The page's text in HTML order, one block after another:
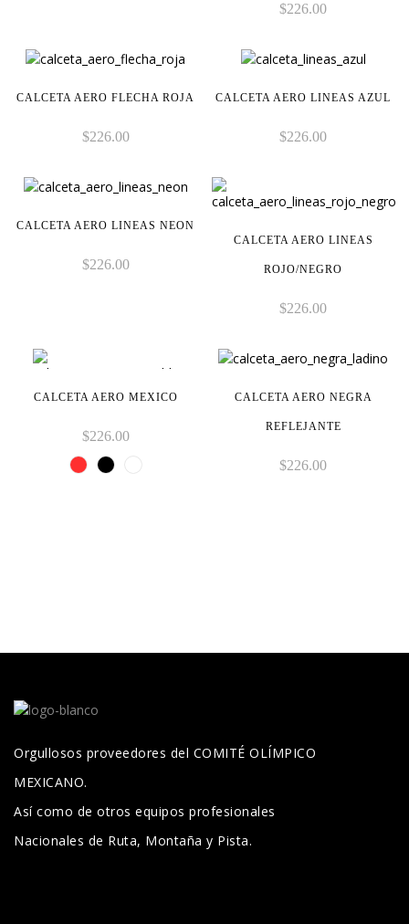
$226.00
CALCETA AERO FLECHA ROJA
$226.00
CALCETA AERO LINEAS AZUL
$226.00
CALCETA AERO LINEAS NEON
$226.00
CALCETA AERO LINEAS
ROJO/NEGRO
$226.00
CALCETA AERO MEXICO
$226.00
CALCETA AERO NEGRA
REFLEJANTE
$226.00
Orgullosos proveedores del COMITÉ OLÍMPICO
MEXICANO.
Así como de otros equipos profesionales
Nacionales de Ruta, Montaña y Pista.